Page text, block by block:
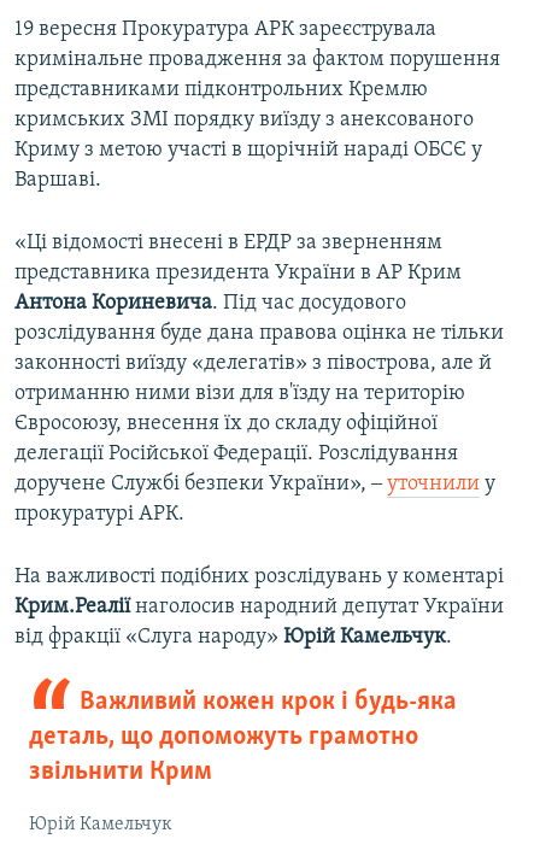
19 вересня Прокуратура АРК зареєструвала
кримінальне провадження за фактом порушення
представниками підконтрольних Кремлю
кримських ЗМІ порядку виїзду з анексованого
Криму з метою участі в щорічній нараді ОБСЄ у
Варшаві.
«Ці відомості внесені в ЕРДР за зверненням
представника президента України в АР Крим
Антона Кориневича. Під час досудового
розслідування буде дана правова оцінка не тільки
законності виїзду «делегатів» з півострова, але й
отриманню ними візи для в'їзду на територію
Євросоюзу, внесення їх до складу офіційної
делегації Російської Федерації. Розслідування
доручене Службі безпеки України», ‒уточнили у
прокуратурі АРК.
На важливості подібних розслідувань у коментарі
Крим.Реаліїнаголосив народний депутат України
від фракції «Слуга народу» Юрій Камельчук.
Важливий кожен крок і будь-яка
деталь, що допоможуть грамотно
звільнити Крим
Юрій Камельчук